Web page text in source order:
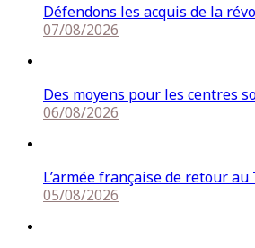
Défendons les acquis de la
07/08/2026
Des moyens pour les centres
06/08/2026
L’armée française de retour au
05/08/2026